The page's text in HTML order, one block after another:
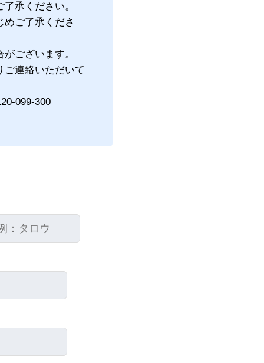
承ください。
ご了承くださ
ございます。
ご連絡いただいて
099-300